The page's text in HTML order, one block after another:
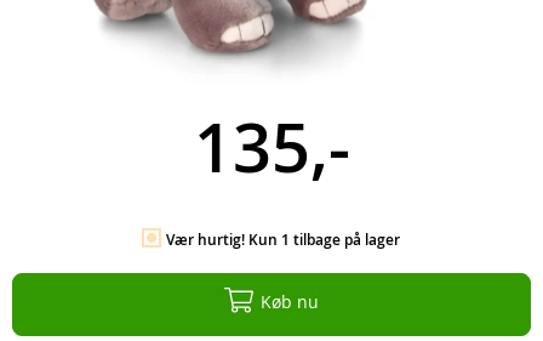
135,-
Vær hurtig! Kun 1 tilbage på lager
Køb nu